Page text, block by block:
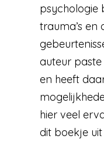
psychologie
trauma’s en
auteur
en heeft
hier veel
dit boekje uit